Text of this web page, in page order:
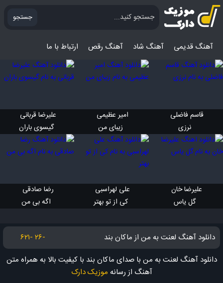
جستجو
آهنگ قدیمی آهنگ‌ شاد آهنگ رقص ارتباط با ما
قاسم فاضلی
نرزی
امیر عظیمی
زیبای من
علیرضا قربانی
گیسوی باران
علیرضا خان
گل یاس
علی لهراسبی
کی از تو بهتر
رضا صادقی
اگه بی من
دانلود آهنگ لعنت به من از ماکان بند
-۲۶ -۶۲۱
دانلود آهنگ لعنت به من با صدای ماکان بند با کیفیت بالا به همراه متن
آهنگ از رسانه موزیک دارک